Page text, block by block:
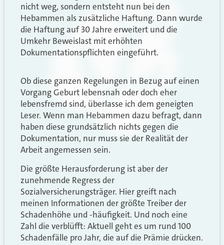
nicht weg, sondern entsteht nun bei den
Hebammen als zusätzliche Haftung. Dann wurde
die Haftung auf 30 Jahre erweitert und die
Umkehr Beweislast mit erhöhten
Dokumentationspflichten eingeführt.
Ob diese ganzen Regelungen in Bezug auf einen
Vorgang Geburt lebensnah oder doch eher
lebensfremd sind, überlasse ich dem geneigten
Leser. Wenn man Hebammen dazu befragt, dann
haben diese grundsätzlich nichts gegen die
Dokumentation, nur muss sie der Realität der
Arbeit angemessen sein.
Die größte Herausforderung ist aber der
zunehmende Regress der
Sozialversicherungsträger. Hier greift nach
meinen Informationen der größte Treiber der
Schadenhöhe und -häufigkeit. Und noch eine
Zahl die verblüfft: Aktuell geht es um rund 100
Schadenfälle pro Jahr, die auf die Prämie drücken.